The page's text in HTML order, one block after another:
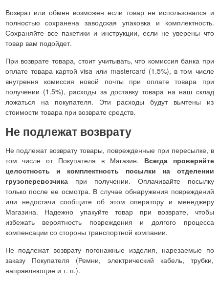
Возврат или обмен возможен если товар не использовался и
полностью сохранена заводская упаковка и комплектность.
Сохраняйте все пакетики и инструкции, если не уверены что
товар вам подойдет.
При возврате товара, стоит учитывать, что комиссия банка при
оплате товара картой visa или mastercard (1.5%), в том числе
внутрення комиссия новой почты при оплате товара при
получении (1.5%), расходы за доставку товара на наш склад
ложаться на покупателя. Эти расходы будут вычтены из
стоимости товара при возврате средств.
Не подлежат возврату
Не подлежат возврату товары, поврежденные при пересылке, в
том числе от Покупателя в Магазин. Всегда проверяйте
целостность и комплектность посылки на отделении
грузоперевозчикапри получении. Оплачивайте посылку
только после ее осмотра. В случае обнаружения повреждений
или недостачи сообщите об этом оператору и менеджеру
Магазина. Надежно упакуйте товар при возврате, чтобы
избежать вероятность повреждения и долгого процесса
компенсации со стороны транспортной компании.
Не подлежат возврату погонажные изделия, нарезаемые по
заказу Покупателя (Ремни, электрический кабель, трубки,
направляющие и т. п.).